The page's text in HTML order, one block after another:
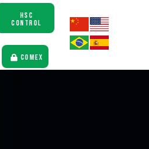
HSC
CONTROL
COMEX